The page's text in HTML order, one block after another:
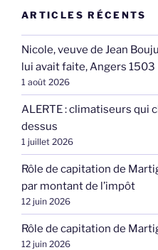
ARTICLES RÉCENTS
Nicole, veuve de Jean
lui avait faite, Angers 1503
1 août 2026
ALERTE : climatiseurs qui
dessus
1 juillet 2026
Rôle de capitation de
par montant de l’impôt
12 juin 2026
Rôle de capitation de
12 juin 2026